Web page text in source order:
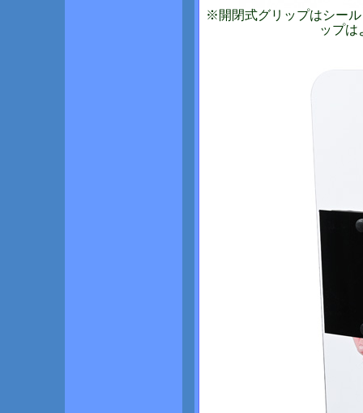
※開閉式グリップはシー
ップは